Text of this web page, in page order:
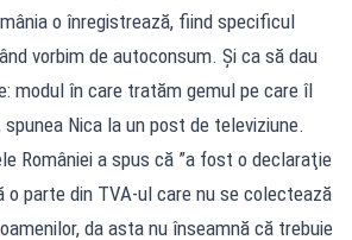
o înregistrează, fiind specificul
vorbim de autoconsum. Și ca să dau
modul în care tratăm gemul pe care îl
spunea Nica la un post de televiziune.
României a spus că ”a fost o declaraţie
parte din TVA-ul care nu se colectează
da asta nu înseamnă că trebuie